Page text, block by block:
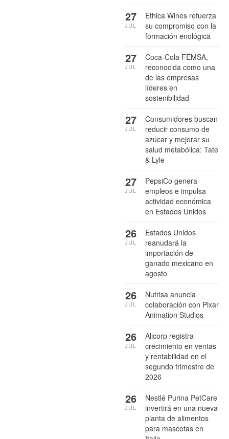
Ethica Wines refuerza
su compromiso con la
formación enológica
27
JUL
Coca-Cola FEMSA,
reconocida como una
de las empresas
líderes en
sostenibilidad
27
JUL
Consumidores buscan
reducir consumo de
azúcar y mejorar su
salud metabólica: Tate
& Lyle
27
JUL
PepsiCo genera
empleos e impulsa
actividad económica
en Estados Unidos
27
JUL
Estados Unidos
reanudará la
importación de
ganado mexicano en
agosto
26
JUL
Nutrisa anuncia
colaboración con Pixar
Animation Studios
26
JUL
Alicorp registra
crecimiento en ventas
y rentabilidad en el
segundo trimestre de
2026
26
JUL
Nestlé Purina PetCare
invertirá en una nueva
planta de alimentos
para mascotas en
26
JUL